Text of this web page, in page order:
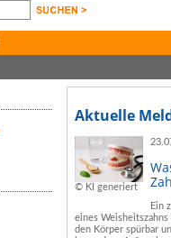
Aktuelle
© KI generiert
Ein
eines
den Körper spürbar